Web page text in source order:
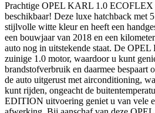
Prachtige OPEL KARL 1.0
beschikbaar! Deze luxe hatchback met
stijlvolle witte kleur en heeft een
een bouwjaar van 2018 en een
auto nog in uitstekende staat. De
zuinige 1.0 motor, waardoor u kunt
brandstofverbruik en daarmee bespaart
de auto uitgerust met airconditioning,
kunt rijden, ongeacht de
EDITION uitvoering geniet u van vele